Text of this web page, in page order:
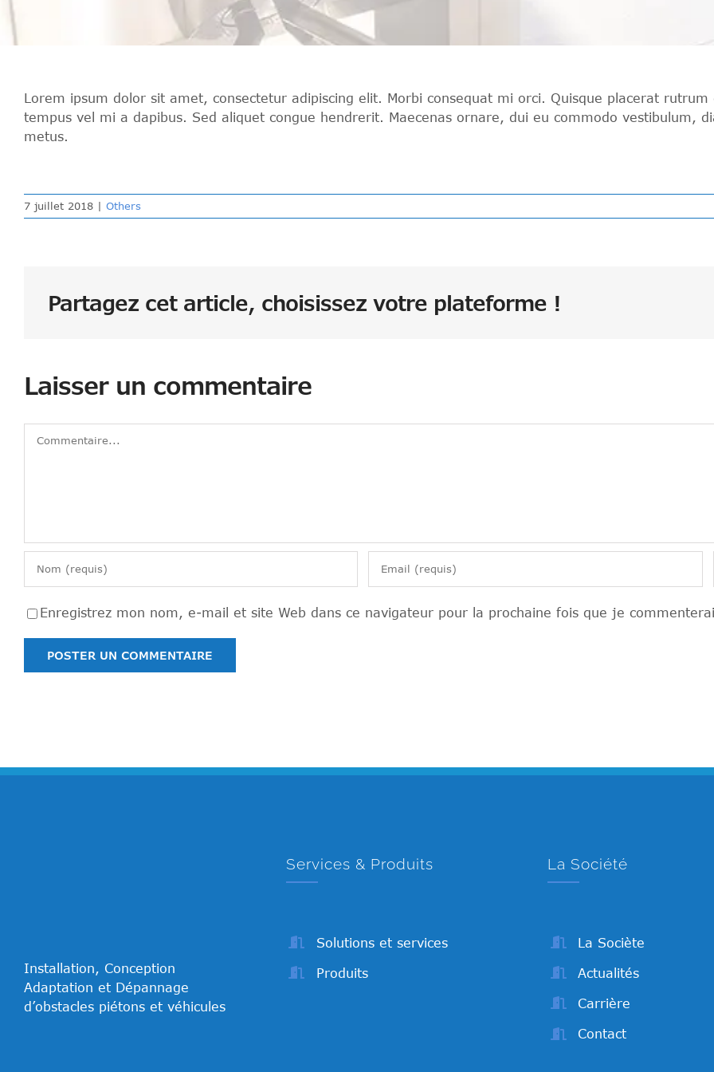
Lorem ipsum dolor sit amet, consectetur adipiscing elit. Morbi consequat mi orci. Quisque placerat
tempus vel mi a dapibus. Sed aliquet congue hendrerit. Maecenas ornare, dui eu commodo vestibulum,
metus.
7 juillet 2018 | Others
Partagez cet article, choisissez votre plateforme !
Laisser un commentaire
Enregistrez mon nom, e-mail et site Web dans ce navigateur pour la prochaine fois que je
Installation, Conception
Adaptation et Dépannage
d’obstacles piétons et véhicules
Services & Produits
Solutions et services
Produits
La Société
La Sociète
Actualités
Carrière
Contact